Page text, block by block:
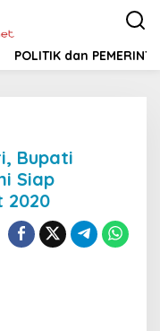
POLITIK dan
Bupati
Siap
2020